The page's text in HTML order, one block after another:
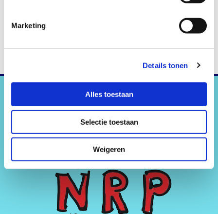
Marketing
Details tonen
Alles toestaan
Selectie toestaan
Weigeren